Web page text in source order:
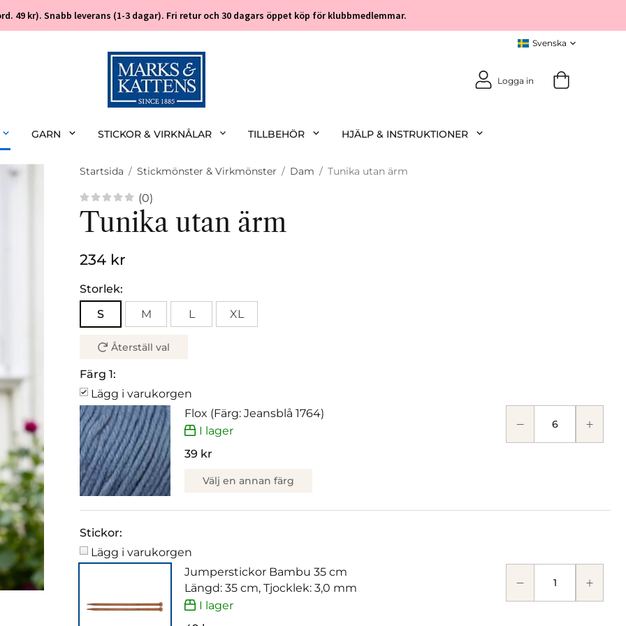
49 kr). Snabb leverans (1-3 dagar). Fri retur och 30 dagars öppet köp för klubbmedlemmar.
Logga in
GARN STICKOR & VIRKNÅLAR TILLBEHÖR HJÄLP & INSTRUKTIONER
Startsida / Stickmönster & Virkmönster / Dam / Tunika utan ärm
(0)
Tunika utan ärm
234 kr
Storlek:
S
M L XL
Återställ val
Färg 1:
Lägg i varukorgen
Flox (Färg: Jeansblå 1764)
I lager
39 kr
Välj en annan färg
Stickor:
Lägg i varukorgen
Jumperstickor Bambu 35 cm
Längd: 35 cm, Tjocklek: 3,0 mm
I lager